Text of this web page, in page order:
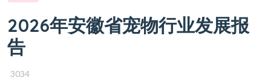
2026年安徽省宠物行业发展报
告
3034